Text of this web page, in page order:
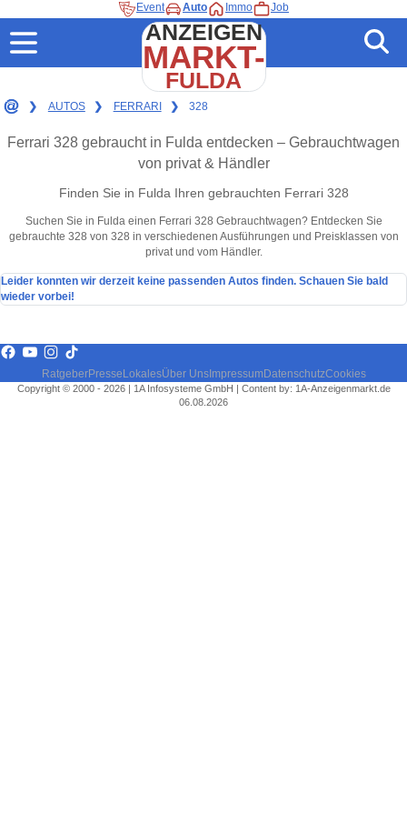
Event Auto Immo Job
ANZEIGEN
MARKT-
FULDA
❯ AUTOS ❯ FERRARI ❯ 328
Ferrari 328 gebraucht in Fulda entdecken – Gebrauchtwagen
von privat & Händler
Finden Sie in Fulda Ihren gebrauchten Ferrari 328
Suchen Sie in Fulda einen Ferrari 328 Gebrauchtwagen? Entdecken Sie
gebrauchte 328 von 328 in verschiedenen Ausführungen und Preisklassen von
privat und vom Händler.
Leider konnten wir derzeit keine passenden Autos finden. Schauen Sie bald
wieder vorbei!
RatgeberPresse LokalesÜber UnsImpressum DatenschutzCookies
Copyright © 2000 - 2026 | 1A Infosysteme GmbH | Content by: 1A-Anzeigenmarkt.de
06.08.2026